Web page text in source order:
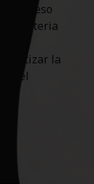
por eso
la materia
la
el